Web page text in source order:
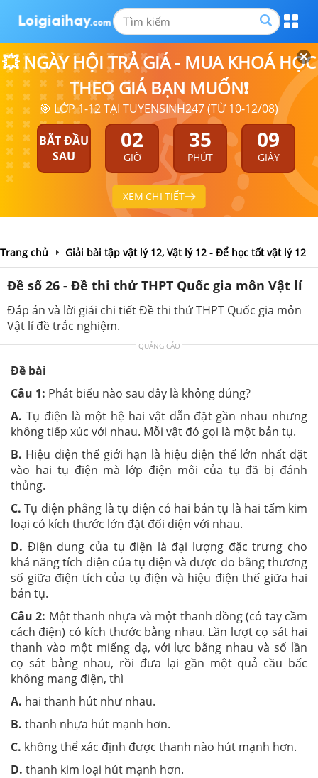
💥 NGÀY HỘI TRẢ GIÁ - MUA KHOÁ HỌC
THEO GIÁ BẠN MUỐN❗
🎯 LỚP 1-12 TẠI TUYENSINH247 (TỪ 10-12/08)
BẮT ĐẦU
SAU
02
GIỜ
35
PHÚT
08
GIÂY
XEM CHI TIẾT
Trang chủ Giải bài tập vật lý 12, Vật lý 12 - Để học tốt vật lý 12
Đề số 26 - Đề thi thử THPT Quốc gia môn Vật lí
Đáp án và lời giải chi tiết Đề thi thử THPT Quốc gia môn
Vật lí đề trắc nghiệm.
QUẢNG CÁO
Đề bài
Câu 1: Phát biểu nào sau đây là không đúng?
A. Tụ điện là một hệ hai vật dẫn đặt gần nhau nhưng
không tiếp xúc với nhau. Mỗi vật đó gọi là một bản tụ.
B. Hiệu điện thế giới hạn là hiệu điện thế lớn nhất đặt
vào hai tụ điện mà lớp điện môi của tụ đã bị đánh
thủng.
C. Tụ điện phẳng là tụ điện có hai bản tụ là hai tấm kim
loại có kích thước lớn đặt đối diện với nhau.
D. Điện dung của tụ điện là đại lượng đặc trưng cho
khả năng tích điện của tụ điện và được đo bằng thương
số giữa điện tích của tụ điện và hiệu điện thế giữa hai
bản tụ.
Câu 2: Một thanh nhựa và một thanh đồng (có tay cầm
cách điện) có kích thước bằng nhau. Lần lượt cọ sát hai
thanh vào một miếng dạ, với lực bằng nhau và số lần
cọ sát bằng nhau, rồi đưa lại gần một quả cầu bấc
không mang điện, thì
A. hai thanh hút như nhau.
B. thanh nhựa hút mạnh hơn.
C. không thể xác định được thanh nào hút mạnh hơn.
D. thanh kim loại hút mạnh hơn.